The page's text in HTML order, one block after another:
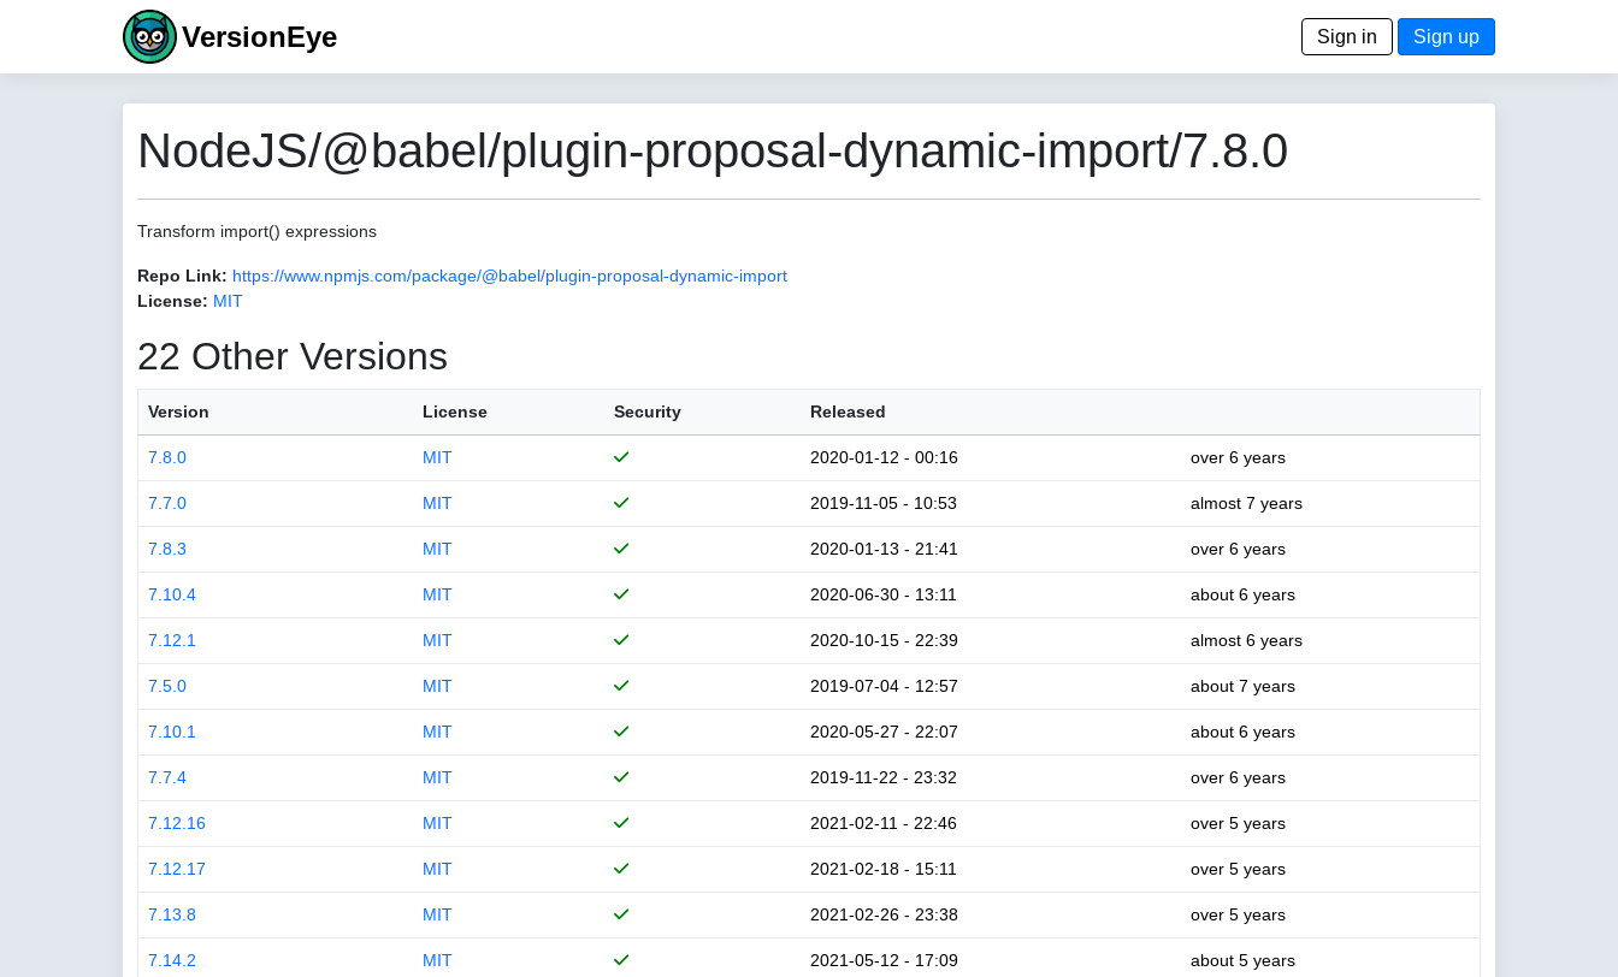
VersionEye Sign in Sign up
NodeJS/@babel/plugin-proposal-dynamic-import/7.8.0
Transform import() expressions
Repo Link: https://www.npmjs.com/package/@babel/plugin-proposal-dynamic-import
License: MIT
22 Other Versions
Version License Security Released
7.8.0 MIT 2020-01-12 - 00:16 over 6 years
7.7.0 MIT 2019-11-05 - 10:53 almost 7 years
7.8.3 MIT 2020-01-13 - 21:41 over 6 years
7.10.4 MIT 2020-06-30 - 13:11 about 6 years
7.12.1 MIT 2020-10-15 - 22:39 almost 6 years
7.5.0 MIT 2019-07-04 - 12:57 about 7 years
7.10.1 MIT 2020-05-27 - 22:07 about 6 years
7.7.4 MIT 2019-11-22 - 23:32 over 6 years
7.12.16 MIT 2021-02-11 - 22:46 over 5 years
7.12.17 MIT 2021-02-18 - 15:11 over 5 years
7.13.8 MIT 2021-02-26 - 23:38 over 5 years
7.14.2 MIT 2021-05-12 - 17:09 about 5 years